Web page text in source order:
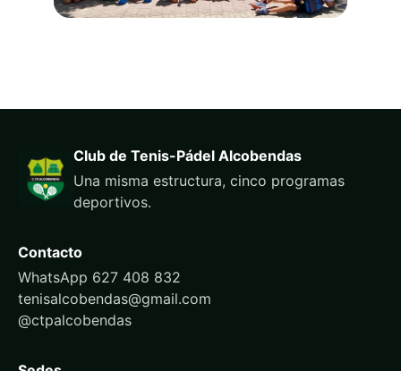
Club de Tenis-Pádel Alcobendas
Una misma estructura, cinco programas
deportivos.
Contacto
WhatsApp 627 408 832
tenisalcobendas@gmail.com
@ctpalcobendas